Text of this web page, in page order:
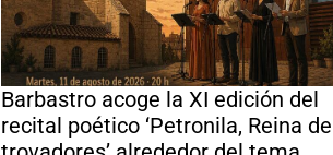
Barbastro acoge la XI edición del
recital poético ‘Petronila, Reina de